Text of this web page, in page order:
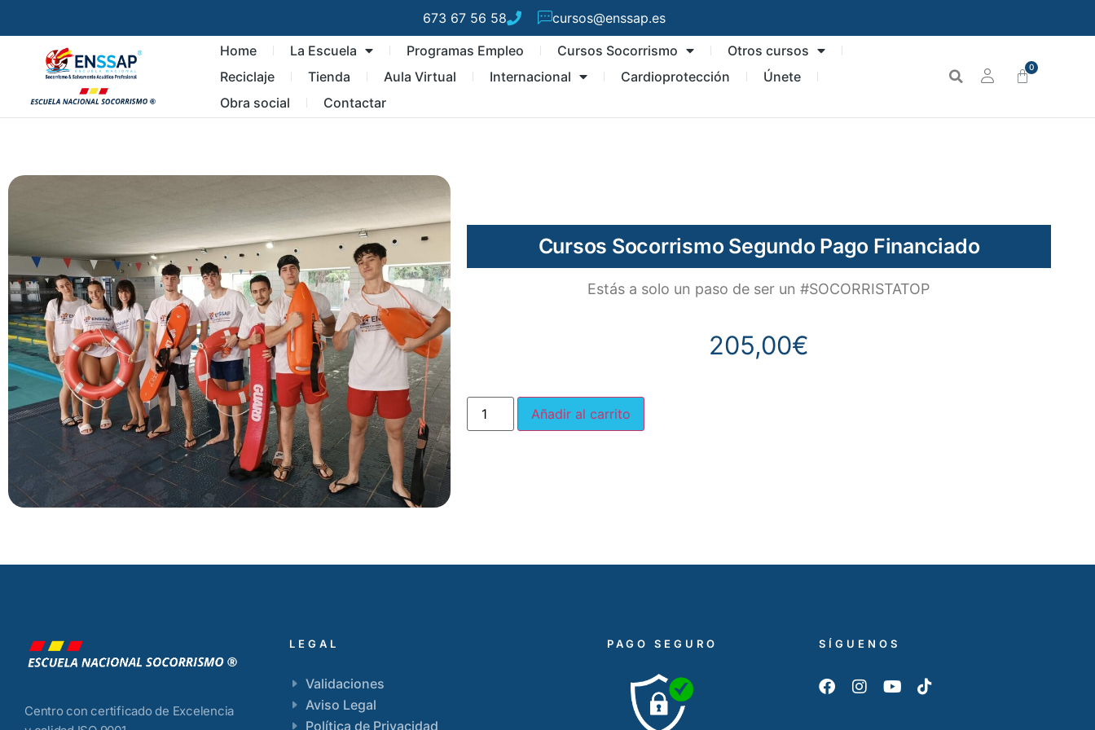
673 67 56 58
cursos@enssap.es
Home
La Escuela Programas Empleo Cursos Socorrismo
Otros cursos
Reciclaje
Tienda Aula Virtual Internacional Cardioprotección
Únete
Obra social
Contactar
0
Cursos Socorrismo Segundo Pago Financiado
Estás a solo un paso de ser un #SOCORRISTATOP
205,00€
Añadir al carrito
Centro con certificado de Excelencia
LEGAL
Validaciones
Aviso Legal
Política de Privacidad
PAGO SEGURO SÍGUENOS